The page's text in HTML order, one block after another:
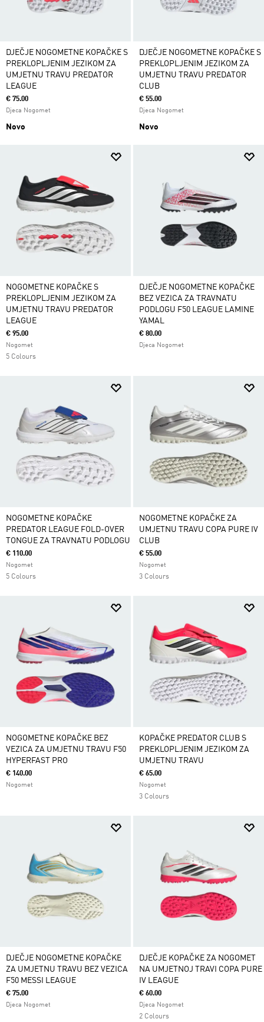
DJEČJE NOGOMETNE KOPAČKE S
PREKLOPLJENIM JEZIKOM ZA
UMJETNU TRAVU PREDATOR
LEAGUE
€ 75.00
Djeca Nogomet
Novo
DJEČJE NOGOMETNE KOPAČKE S
PREKLOPLJENIM JEZIKOM ZA
UMJETNU TRAVU PREDATOR
CLUB
€ 55.00
Djeca Nogomet
Novo
NOGOMETNE KOPAČKE S
PREKLOPLJENIM JEZIKOM ZA
UMJETNU TRAVU PREDATOR
LEAGUE
€ 95.00
Nogomet
5 Colours
DJEČJE NOGOMETNE KOPAČKE
BEZ VEZICA ZA TRAVNATU
PODLOGU F50 LEAGUE LAMINE
YAMAL
€ 80.00
Djeca Nogomet
NOGOMETNE KOPAČKE
PREDATOR LEAGUE FOLD-OVER
TONGUE ZA TRAVNATU PODLOGU
€ 110.00
Nogomet
5 Colours
NOGOMETNE KOPAČKE ZA
UMJETNU TRAVU COPA PURE IV
CLUB
€ 55.00
Nogomet
3 Colours
NOGOMETNE KOPAČKE BEZ
VEZICA ZA UMJETNU TRAVU F50
HYPERFAST PRO
€ 140.00
Nogomet
KOPAČKE PREDATOR CLUB S
PREKLOPLJENIM JEZIKOM ZA
UMJETNU TRAVU
€ 65.00
Nogomet
3 Colours
DJEČJE NOGOMETNE KOPAČKE
ZA UMJETNU TRAVU BEZ VEZICA
F50 MESSI LEAGUE
€ 75.00
Djeca Nogomet
DJEČJE KOPAČKE ZA NOGOMET
NA UMJETNOJ TRAVI COPA PURE
IV LEAGUE
€ 60.00
Djeca Nogomet
2 Colours